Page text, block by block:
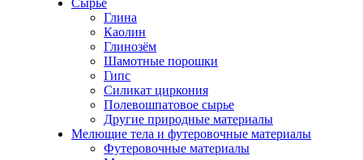
Сырьё
Глина
Каолин
Глинозём
Шамотные порошки
Гипс
Силикат циркония
Полевошпатовое сырье
Другие природные материалы
Мелющие тела и футеровочные материалы
Футеровочные материалы